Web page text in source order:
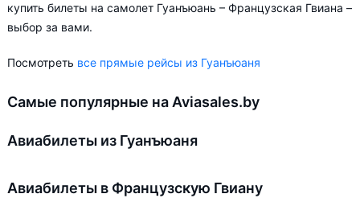
купить билеты на самолет Гуанъюань – Французская Гвиана –
выбор за вами.
Посмотреть все прямые рейсы из Гуанъюаня
Самые популярные на Aviasales.by
Авиабилеты из Гуанъюаня
Авиабилеты в Французскую Гвиану